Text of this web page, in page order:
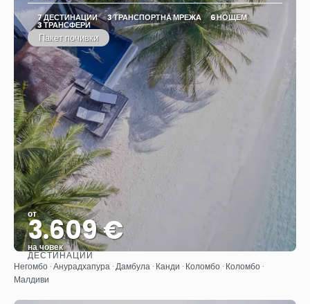
7 ДЕСТИНАЦИИ 3 ТРАНСПОРТНА МРЕЖА 6 НОЩЕМ
3 ТРАНСФЕРИ
Пакет почивки
от
3.609 €
на човек
Вижте
ДЕСТИНАЦИИ
Негомбо · Анурадхапура · Дамбула · Канди · Коломбо · Коломбо ·
Малдиви